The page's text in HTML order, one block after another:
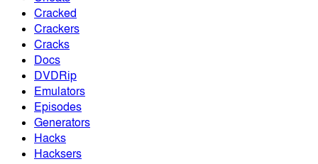
Cracked
Crackers
Cracks
Docs
DVDRip
Emulators
Episodes
Generators
Hacks
Hacksers